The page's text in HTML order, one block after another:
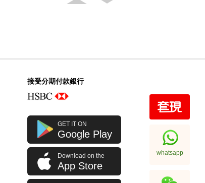
J Collection JCOLLECTION
天然鑽飾 RING W/DIAMOND 70
RDDI 0.63 CT18KW 4.45 GM
(CZ)
7,114.00
接受分期付款銀行
GET IT ON
Google Play
Download on the
App Store
whatsapp